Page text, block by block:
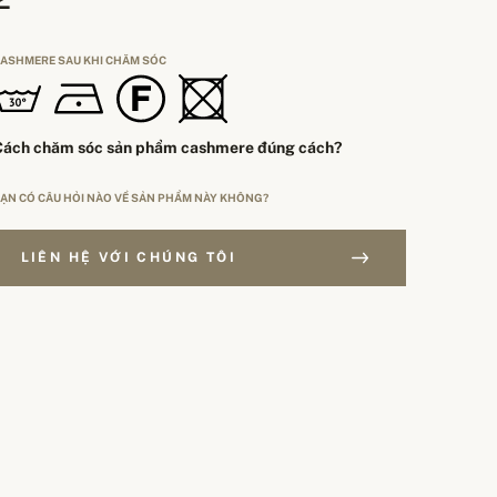
SAU KHI CHĂM SÓC
chăm sóc sản phẩm cashmere đúng cách?
CÓ CÂU HỎI NÀO VỀ SẢN PHẨM NÀY KHÔNG?
LIÊN HỆ VỚI CHÚNG TÔI